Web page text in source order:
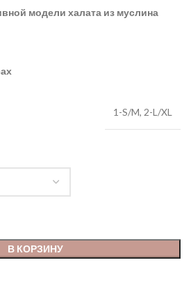
модели халата из муслина
1-S/M, 2-L/XL
В КОРЗИНУ